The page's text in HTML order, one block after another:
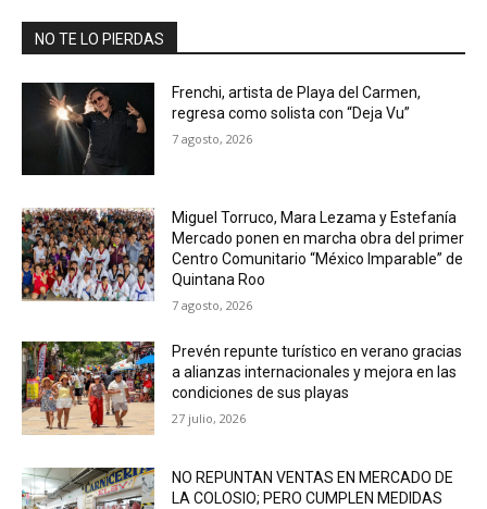
NO TE LO PIERDAS
Frenchi, artista de Playa del Carmen,
regresa como solista con “Deja Vu”
7 agosto, 2026
Miguel Torruco, Mara Lezama y Estefanía
Mercado ponen en marcha obra del primer
Centro Comunitario “México Imparable” de
Quintana Roo
7 agosto, 2026
Prevén repunte turístico en verano gracias
a alianzas internacionales y mejora en las
condiciones de sus playas
27 julio, 2026
NO REPUNTAN VENTAS EN MERCADO DE
LA COLOSIO; PERO CUMPLEN MEDIDAS